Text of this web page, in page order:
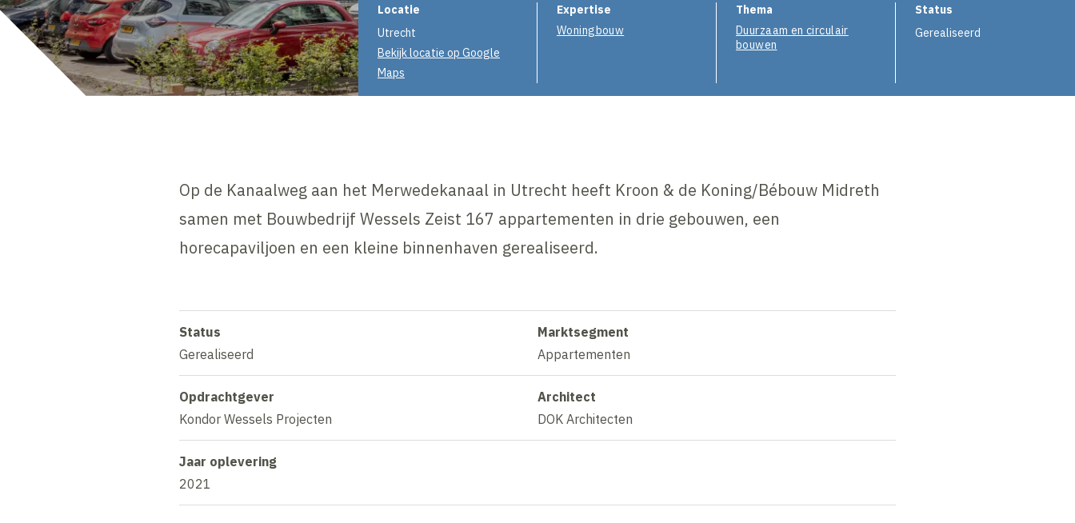
Projectinformatie
Locatie
Utrecht
Bekijk locatie op Google
Maps
Expertise
Woningbouw
Thema
Duurzaam en circulair
bouwen
Status
Gerealiseerd
Op de Kanaalweg aan het Merwedekanaal in Utrecht heeft Kroon & de Koning/Bébouw Midreth
samen met Bouwbedrijf Wessels Zeist 167 appartementen in drie gebouwen, een
horecapaviljoen en een kleine binnenhaven gerealiseerd.
Status
Gerealiseerd
Marktsegment
Appartementen
Opdrachtgever
Kondor Wessels Projecten
Architect
DOK Architecten
Jaar oplevering
2021